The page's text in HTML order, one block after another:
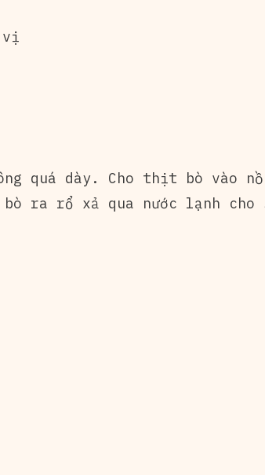
vị
quá dày. Cho thịt bò vào
ra rổ xả qua nước lạnh cho